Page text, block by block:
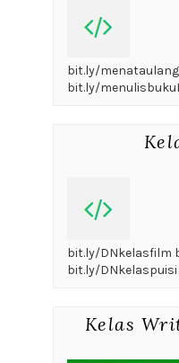
bit.ly/
bit.ly/
bit.ly/DNkelasfilm
bit.ly/DNkelaspuisi
Kelas